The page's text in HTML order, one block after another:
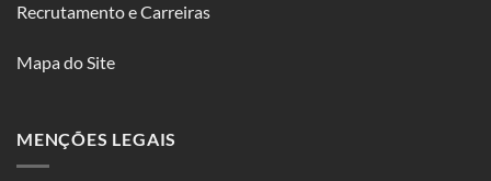
Recrutamento e Carreiras
Mapa do Site
MENÇÕES LEGAIS